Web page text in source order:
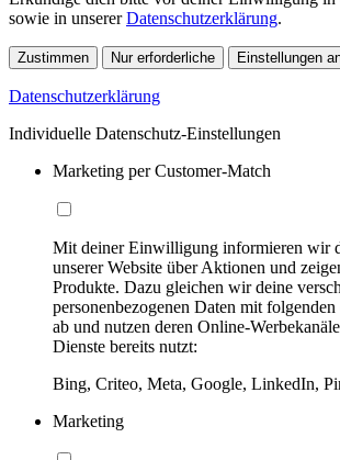
sowie in unsererDatenschutzerklärung.
Zustimmen Nur erforderliche Einstellungen
Datenschutzerklärung
Individuelle Datenschutz-Einstellungen
Marketing per Customer-Match
Mit deiner Einwilligung informieren wir
unserer Website über Aktionen und
Produkte. Dazu gleichen wir deine
personenbezogenen Daten mit
ab und nutzen deren Online-
Dienste bereits nutzt:
Bing, Criteo, Meta, Google, LinkedIn,
Marketing